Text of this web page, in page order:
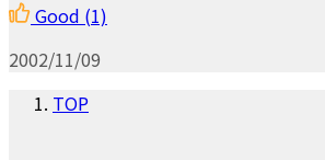
Good (1)
2002/11/09
TOP